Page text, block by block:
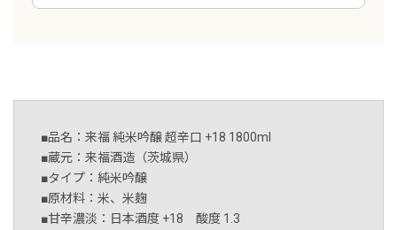
■品名：来福 純米吟醸 超辛口 +18 1800ml
■蔵元：来福酒造（茨城県）
■タイプ：純米吟醸
■原材料：米、米麹
■甘辛濃淡：日本酒度 +18 酸度 1.3